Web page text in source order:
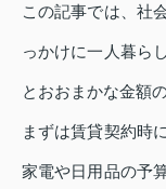
この記事では、社
っかけに一人暮ら
とおおまかな金額
まずは賃貸契約時
家電や日用品の予